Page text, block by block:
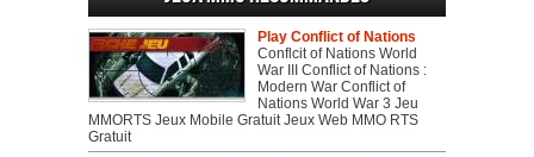
Play Conflict of Nations
Conflcit of Nations World
War III Conflict of Nations :
Modern War Conflict of
Nations World War 3 Jeu
MMORTS Jeux Mobile Gratuit Jeux Web MMO RTS
Gratuit